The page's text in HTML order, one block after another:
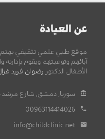
عن العيادة
موقع طبي علمي تثقيفي يهتم
آبائهم وتوعيتهم ويقوم
الأطفال الدكتور رضوان فريد
سوريا, دمشق, شارع مرشد
00963114414026
info@childclinic.net